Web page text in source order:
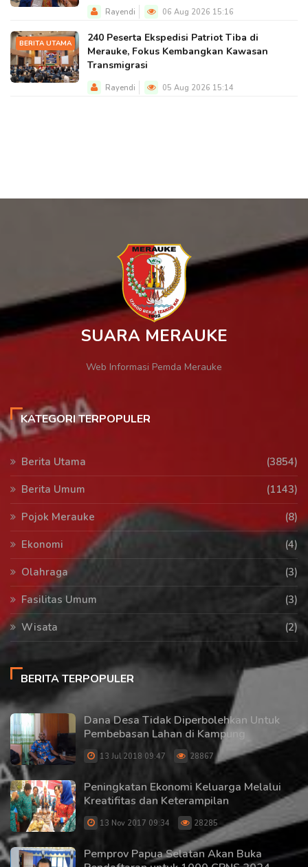
Rayendi 06 Aug 2026 15:16
BERITA UTAMA
240 Peserta Ekspedisi Patriot Tiba di
Merauke, Fokus Kembangkan Kawasan
Transmigrasi
Rayendi 05 Aug 2026 15:14
SUARA MERAUKE
Web Informasi Pemda Merauke
KATEGORI TERPOPULER
Berita Utama
(3854)
Berita Umum
(1143)
Pojok Merauke
(8)
Ekonomi
(4)
Olahraga
(3)
Fasilitas Umum
(3)
Wisata
(2)
BERITA TERPOPULER
Dana Desa Tidak Diperbolehkan Untuk
Pembebasan Lahan di Kampung
13 Jul 2018 09:47 28867
Peningkatan Ekonomi Keluarga Melalui
Kreatifitas dan Keterampilan
13 Nov 2017 09:34 28285
Pemprov Papua Selatan Akan Buka